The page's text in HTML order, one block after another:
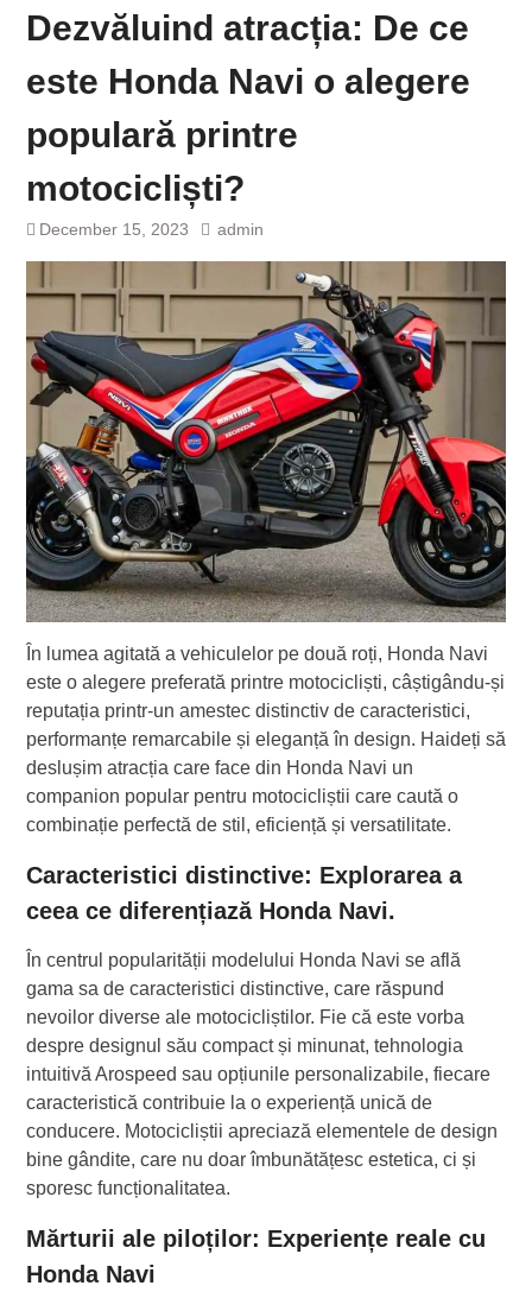
Dezvăluind atracția: De ce
este Honda Navi o alegere
populară printre
motocicliști?
December 15, 2023 admin
În lumea agitată a vehiculelor pe două roți, Honda Navi
este o alegere preferată printre motocicliști, câștigându-și
reputația printr-un amestec distinctiv de caracteristici,
performanțe remarcabile și eleganță în design. Haideți să
deslușim atracția care face din Honda Navi un
companion popular pentru motocicliștii care caută o
combinație perfectă de stil, eficiență și versatilitate.
Caracteristici distinctive: Explorarea a
ceea ce diferențiază Honda Navi.
În centrul popularității modelului Honda Navi se află
gama sa de caracteristici distinctive, care răspund
nevoilor diverse ale motocicliștilor. Fie că este vorba
despre designul său compact și minunat, tehnologia
intuitivă Arospeed sau opțiunile personalizabile, fiecare
caracteristică contribuie la o experiență unică de
conducere. Motocicliștii apreciază elementele de design
bine gândite, care nu doar îmbunătățesc estetica, ci și
sporesc funcționalitatea.
Mărturii ale piloților: Experiențe reale cu
Honda Navi